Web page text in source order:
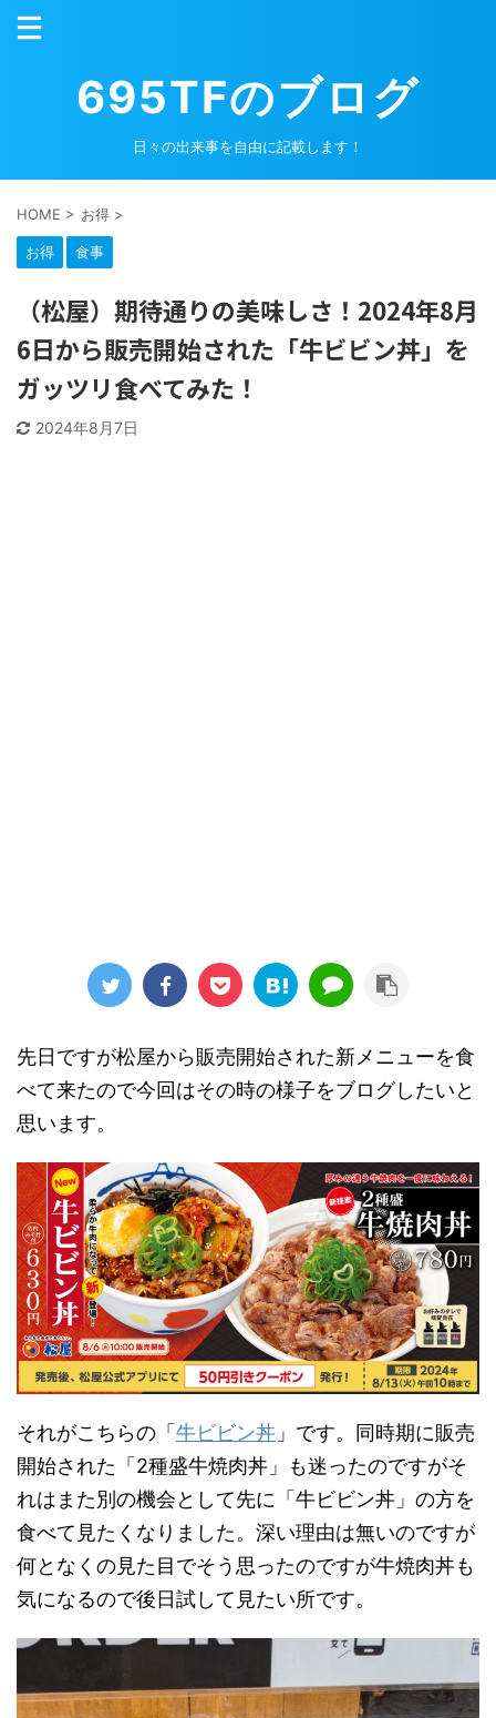
695TFのブログ
日々の出来事を自由に記載します！
HOME > お得 >
お得 食事
（松屋）期待通りの美味しさ！2024年8月
6日から販売開始された「牛ビビン丼」を
ガッツリ食べてみた！
2024年8月7日
先日ですが松屋から販売開始された新メニューを食
べて来たので今回はその時の様子をブログしたいと
思います。
それがこちらの「 牛ビビン丼 」です。同時期に販売
開始された「2種盛牛焼肉丼」も迷ったのですがそ
れはまた別の機会として先に「牛ビビン丼」の方を
食べて見たくなりました。深い理由は無いのですが
何となくの見た目でそう思ったのですが牛焼肉丼も
気になるので後日試して見たい所です。